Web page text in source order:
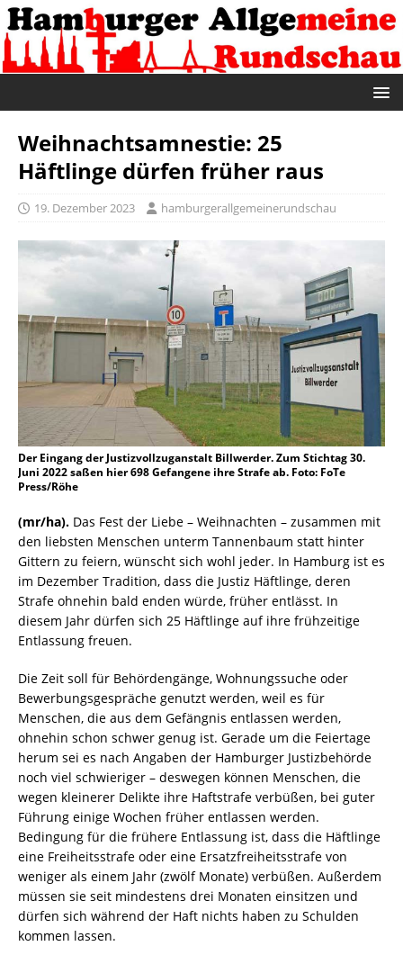
Weihnachtsamnestie: 25
Häftlinge dürfen früher raus
19. Dezember 2023 hamburgerallgemeinerundschau
Der Eingang der Justizvollzuganstalt Billwerder. Zum Stichtag 30.
Juni 2022 saßen hier 698 Gefangene ihre Strafe ab. Foto: FoTe
Press/Röhe
(mr/ha). Das Fest der Liebe – Weihnachten – zusammen mit
den liebsten Menschen unterm Tannenbaum statt hinter
Gittern zu feiern, wünscht sich wohl jeder. In Hamburg ist es
im Dezember Tradition, dass die Justiz Häftlinge, deren
Strafe ohnehin bald enden würde, früher entlässt. In
diesem Jahr dürfen sich 25 Häftlinge auf ihre frühzeitige
Entlassung freuen.
Die Zeit soll für Behördengänge, Wohnungssuche oder
Bewerbungsgespräche genutzt werden, weil es für
Menschen, die aus dem Gefängnis entlassen werden,
ohnehin schon schwer genug ist. Gerade um die Feiertage
herum sei es nach Angaben der Hamburger Justizbehörde
noch viel schwieriger – deswegen können Menschen, die
wegen kleinerer Delikte ihre Haftstrafe verbüßen, bei guter
Führung einige Wochen früher entlassen werden.
Bedingung für die frühere Entlassung ist, dass die Häftlinge
eine Freiheitsstrafe oder eine Ersatzfreiheitsstrafe von
weniger als einem Jahr (zwölf Monate) verbüßen. Außerdem
müssen sie seit mindestens drei Monaten einsitzen und
dürfen sich während der Haft nichts haben zu Schulden
kommen lassen.